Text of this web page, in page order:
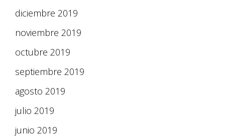
diciembre 2019
noviembre 2019
octubre 2019
septiembre 2019
agosto 2019
julio 2019
junio 2019